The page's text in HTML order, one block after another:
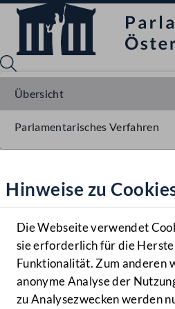
Hilfe
Benutzer
Navigationsmenü
MENÜ
Hinweise zu
Die Webseite verwendet
sie erforderlich für die
Funktionalität. Zum anderen
anonyme Analyse der
zu Analysezwecken werden
Übersicht
Parlamentarisches Verfahren